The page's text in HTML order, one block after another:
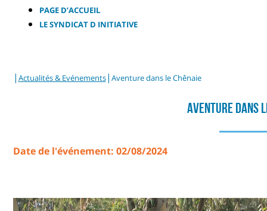
PAGE D’ACCUEIL
LE SYNDICAT D INITIATIVE
| Actualités & Evénements| Aventure dans le Chênaie
Aventure Dans
Date de l'événement: 02/08/2024